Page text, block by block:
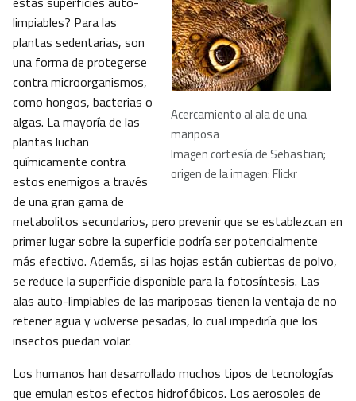
Acercamiento al ala de una
mariposa
Imagen cortesía de Sebastian;
origen de la imagen: Flickr
limpiables? Para las
plantas sedentarias, son
una forma de protegerse
contra microorganismos,
como hongos, bacterias o
algas. La mayoría de las
plantas luchan
químicamente contra
estos enemigos a través
de una gran gama de
metabolitos secundarios, pero prevenir que se establezcan en
primer lugar sobre la superficie podría ser potencialmente
más efectivo. Además, si las hojas están cubiertas de polvo,
se reduce la superficie disponible para la fotosíntesis. Las
alas auto-limpiables de las mariposas tienen la ventaja de no
retener agua y volverse pesadas, lo cual impediría que los
insectos puedan volar.
Los humanos han desarrollado muchos tipos de tecnologías
que emulan estos efectos hidrofóbicos. Los aerosoles de